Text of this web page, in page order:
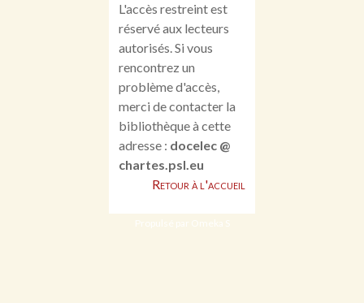
L'accès restreint est
réservé aux lecteurs
autorisés. Si vous
rencontrez un
problème d'accès,
merci de contacter la
bibliothèque à cette
adresse : docelec @
chartes.psl.eu
Retour à l'accueil
Propulsé par Omeka S